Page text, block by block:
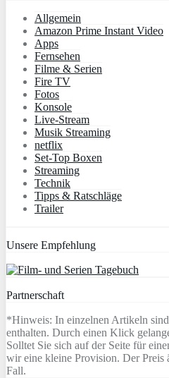
Allgemein
Amazon Prime Instant Video
Apps
Fernsehen
Filme & Serien
Fire TV
Fotos
Konsole
Live-Stream
Musik Streaming
netflix
Set-Top Boxen
Streaming
Technik
Tipps & Ratschläge
Trailer
Unsere Empfehlung
Partnerschaft
*Hinweis: In einzelnen Artikeln
enthalten. Durch einen Klick
Solltet Sie sich auf der Seite für
wir eine kleine Provision. Der Preis
Fall.